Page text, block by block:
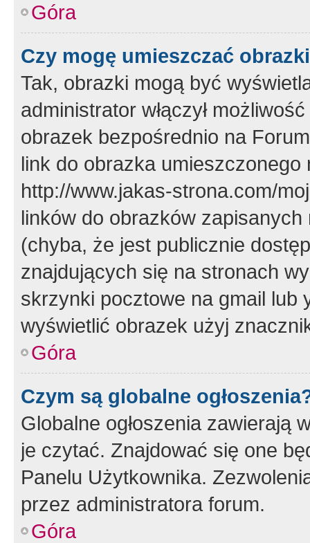
Góra
Czy mogę umieszczać
Tak, obrazki mogą być
administrator włączył
obrazek bezpośrednio na
link do obrazka
http://www.jakas-strona.com/
linków do obrazków
(chyba, że jest publicznie
znajdujących się na stronach
skrzynki pocztowe na gmail lub
wyświetlić obrazek użyj
Góra
Czym są globalne
Globalne ogłoszenia zawierają
je czytać. Znajdować się one
Panelu Użytkownika.
przez administratora forum.
Góra